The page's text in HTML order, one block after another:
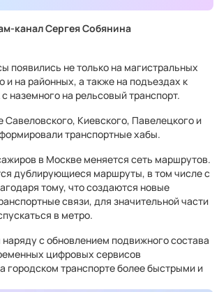
канал Сергея Собянина
появились не только на магистральных
и на районных, а также на подъездах к
наземного на рельсовый транспорт.
Савеловского, Киевского, Павелецкого и
транспортные хабы.
в Москве меняется сеть маршрутов.
дублирующиеся маршруты, в том числе с
тому, что создаются новые
связи, для значительной части
в метро.
с обновлением подвижного состава
цифровых сервисов
городском транспорте более быстрыми и